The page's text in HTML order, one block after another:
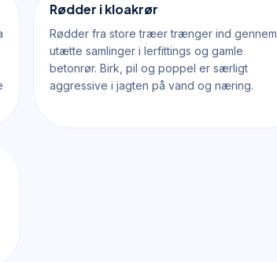
Rødder i kloakrør
Rødder fra store træer trænger ind gennem
utætte samlinger i lerfittings og gamle
betonrør. Birk, pil og poppel er særligt
aggressive i jagten på vand og næring.